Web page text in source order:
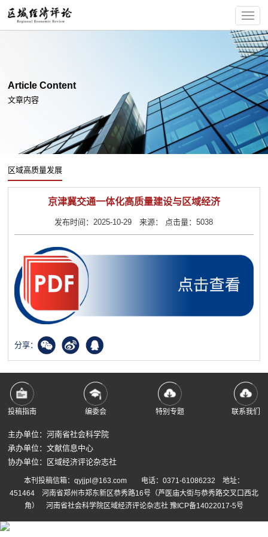
Article Content
文章内容
区域高质量发展
京津冀交通一体化高质量建设与区域经济
发布时间：2025-10-29 来源： 点击量：5038
分享：
投稿指南 编委会 特别专题 联系我们
主办单位：河南省社会科学院
承办单位：文献信息中心
协办单位：区域经济评论杂志社
本刊投稿信箱：qyjjpl@163.com 电话：0371-61086232 地址：
451464 河南省郑州市郑东新区恭秀路16号（芦医庙大街与恭秀路交叉口西北
角） 河南省社会科学院区域经济评论杂志社 豫ICP备14022017-5号